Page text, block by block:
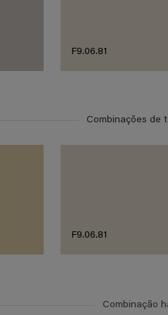
F9.06.81
Combinações de
F9.06.81
Combinação